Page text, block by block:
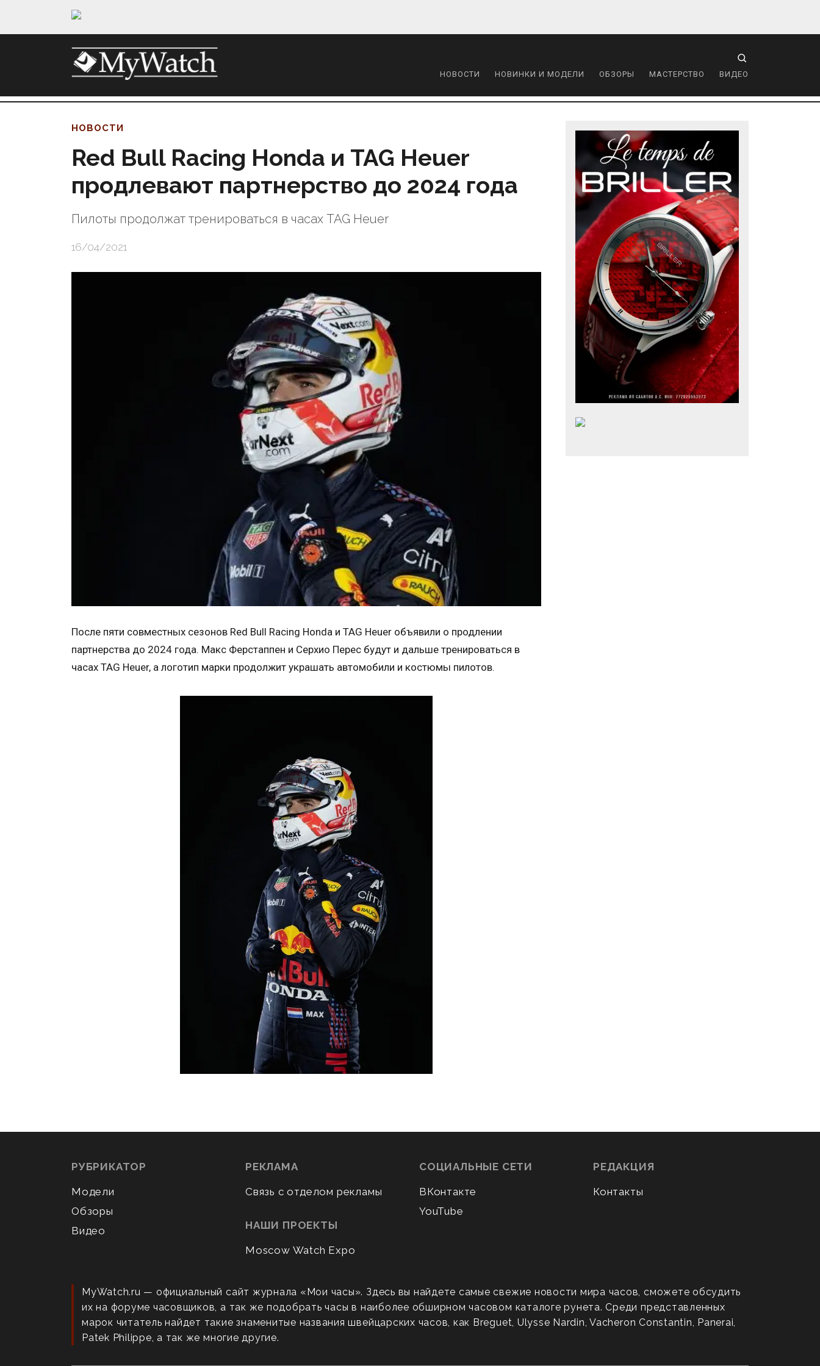
НОВОСТИ НОВИНКИ И МОДЕЛИ ОБЗОРЫ МАСТЕРСТВО ВИДЕО
НОВОСТИ
Red Bull Racing Honda и TAG Heuer
продлевают партнерство до 2024 года
Пилоты продолжат тренироваться в часах TAG Heuer
16/04/2021
После пяти совместных сезонов Red Bull Racing Honda и TAG Heuer объявили о продлении
партнерства до 2024 года. Макс Ферстаппен и Серхио Перес будут и дальше тренироваться в
часах TAG Heuer, а логотип марки продолжит украшать автомобили и костюмы пилотов.
РУБРИКАТОР
Модели
Обзоры
Видео
РЕКЛАМА
Связь с отделом рекламы
НАШИ ПРОЕКТЫ
Moscow Watch Expo
СОЦИАЛЬНЫЕ СЕТИ
ВКонтакте
YouTube
РЕДАКЦИЯ
Контакты
MyWatch.ru — официальный сайт журнала «Мои часы». Здесь вы найдете самые свежие новости мира часов, сможете обсудить
их на форуме часовщиков, а так же подобрать часы в наиболее обширном часовом каталоге рунета. Среди представленных
марок читатель найдет такие знаменитые названия швейцарских часов, как Breguet, Ulysse Nardin, Vacheron Constantin, Panerai,
Patek Philippe, а так же многие другие.